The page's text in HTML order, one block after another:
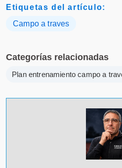
Etiquetas del artículo:
Campo a traves
Categorías relacionadas
Plan entrenamiento campo a